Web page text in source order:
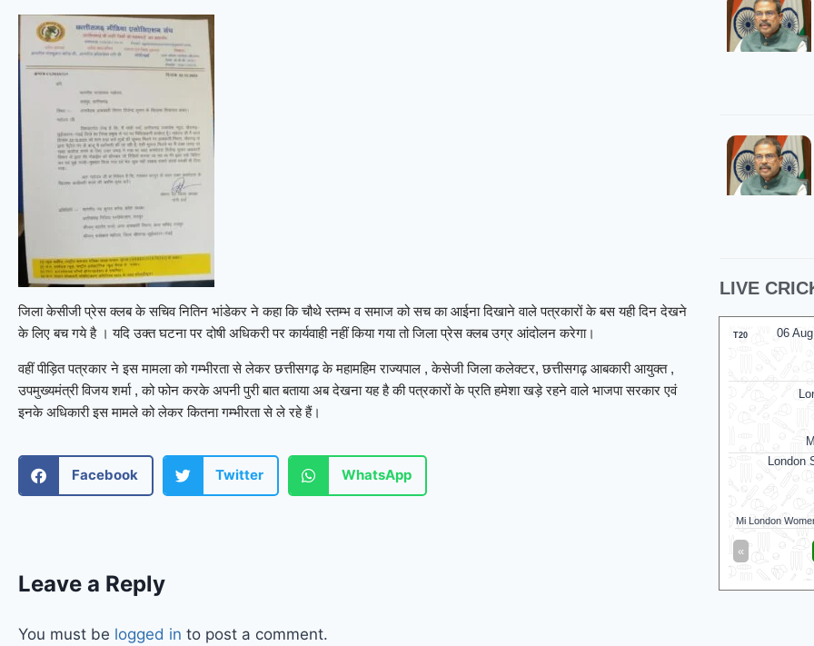
जिला केसीजी प्रेस क्लब के सचिव नितिन भांडेकर ने कहा कि चौथे स्तम्भ व समाज को सच का आईना दिखाने वाले पत्रकारों के बस यही दिन देखने
के लिए बच गये है । यदि उक्त घटना पर दोषी अधिकरी पर कार्यवाही नहीं किया गया तो जिला प्रेस क्लब उग्र आंदोलन करेगा।
वहीं पीड़ित पत्रकार ने इस मामला को गम्भीरता से लेकर छत्तीसगढ़ के महामहिम राज्यपाल , केसेजी जिला कलेक्टर, छत्तीसगढ़ आबकारी आयुक्त ,
उपमुख्यमंत्री विजय शर्मा , को फोन करके अपनी पुरी बात बताया अब देखना यह है की पत्रकारों के प्रति हमेशा खड़े रहने वाले भाजपा सरकार एवं
इनके अधिकारी इस मामले को लेकर कितना गम्भीरता से ले रहे हैं।
Facebook Twitter WhatsApp
Leave a Reply
You must be logged in to post a comment.
LIVE
06
T20
London
Mi London
«